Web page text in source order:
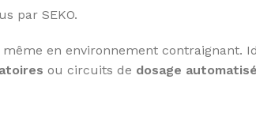
par SEKO.
même en environnement contraignant.
ou circuits de dosage automatisé